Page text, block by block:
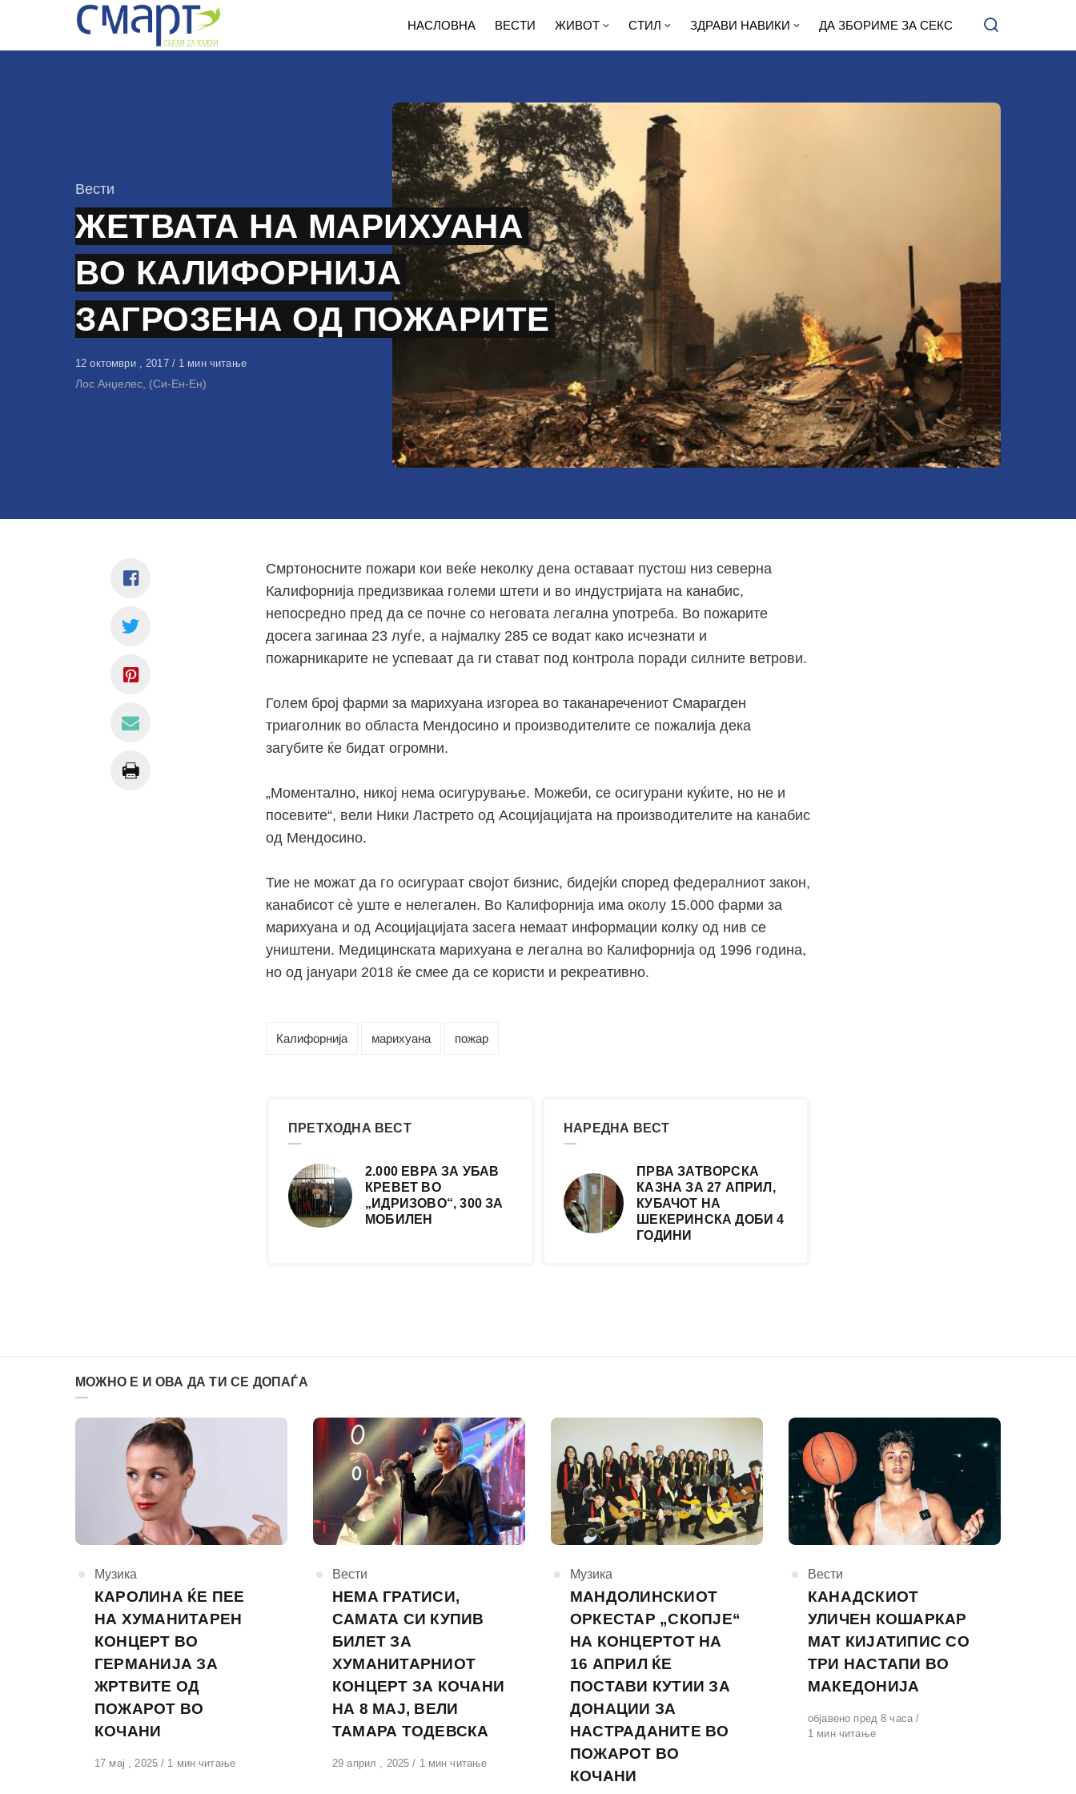
НАСЛОВНА ВЕСТИ ЖИВОТ СТИЛ ЗДРАВИ НАВИКИ ДА ЗБОРИМЕ ЗА СЕКС
КАтегорија
Вести
ЖЕТВАТА НА МАРИХУАНА
ВО КАЛИФОРНИЈА
ЗАГРОЗЕНА ОД ПОЖАРИТЕ
Објавено
на
12 октомври , 2017 1 мин читање
Лос Анџелес, (Си-Ен-Ен)
Смртоносните пожари кои веќе неколку дена оставаат пустош низ северна
Калифорнија предизвикаа големи штети и во индустријата на канабис,
непосредно пред да се почне со неговата легална употреба. Во пожарите
досега загинаа 23 луѓе, а најмалку 285 се водат како исчезнати и
пожарникарите не успеваат да ги стават под контрола поради силните ветрови.
Голем број фарми за марихуана изгореа во таканаречениот Смарагден
триаголник во областа Мендосино и производителите се пожалија дека
загубите ќе бидат огромни.
„Моментално, никој нема осигурување. Можеби, се осигурани куќите, но не и
посевите“, вели Ники Ластрето од Асоцијацијата на производителите на канабис
од Мендосино.
Тие не можат да го осигураат својот бизнис, бидејќи според федералниот закон,
канабисот сѐ уште е нелегален. Во Калифорнија има околу 15.000 фарми за
марихуана и од Асоцијацијата засега немаат информации колку од нив се
уништени. Медицинската марихуана е легална во Калифорнија од 1996 година,
но од јануари 2018 ќе смее да се користи и рекреативно.
Калифорнија марихуана пожар
ПРЕТХОДНА ВЕСТ
2.000 ЕВРА ЗА УБАВ
КРЕВЕТ ВО
„ИДРИЗОВО“, 300 ЗА
МОБИЛЕН
НАРЕДНА ВЕСТ
ПРВА ЗАТВОРСКА
КАЗНА ЗА 27 АПРИЛ,
КУБАЧОТ НА
ШЕКЕРИНСКА ДОБИ 4
ГОДИНИ
МОЖНО Е И ОВА ДА ТИ СЕ ДОПАЃА
КАтегорија
Музика
КАРОЛИНА ЌЕ ПЕЕ
НА ХУМАНИТАРЕН
КОНЦЕРТ ВО
ГЕРМАНИЈА ЗА
ЖРТВИТЕ ОД
ПОЖАРОТ ВО
КОЧАНИ
Објавено
17 мај , 2025 1 мин читање
КАтегорија
Вести
НЕМА ГРАТИСИ,
САМАТА СИ КУПИВ
БИЛЕТ ЗА
ХУМАНИТАРНИОТ
КОНЦЕРТ ЗА КОЧАНИ
НА 8 МАЈ, ВЕЛИ
ТАМАРА ТОДЕВСКА
Објавено
29 април , 2025 1 мин читање
КАтегорија
Музика
МАНДОЛИНСКИОТ
ОРКЕСТАР „СКОПЈЕ“
НА КОНЦЕРТОТ НА
16 АПРИЛ ЌЕ
ПОСТАВИ КУТИИ ЗА
ДОНАЦИИ ЗА
НАСТРАДАНИТЕ ВО
ПОЖАРОТ ВО
КОЧАНИ
КАтегорија
Вести
КАНАДСКИОТ
УЛИЧЕН КОШАРКАР
МАТ КИЈАТИПИС СО
ТРИ НАСТАПИ ВО
МАКЕДОНИЈА
Објавено
на
објавено пред 8 часа
1 мин читање